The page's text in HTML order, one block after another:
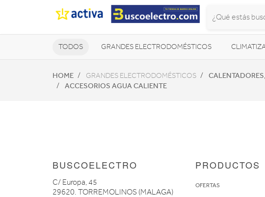
TODOS GRANDES ELECTRODOMÉSTICOS
TELEVISORES Y REPRODUCTORES SONIDO /
HOME GRANDES ELECTRODOMÉSTICOS
ACCESORIOS AGUA CALIENTE
BUSCOELECTRO
C/ Europa, 45
29620. TORREMOLINOS (MALAGA)
PRODUCTOS
OFERTAS